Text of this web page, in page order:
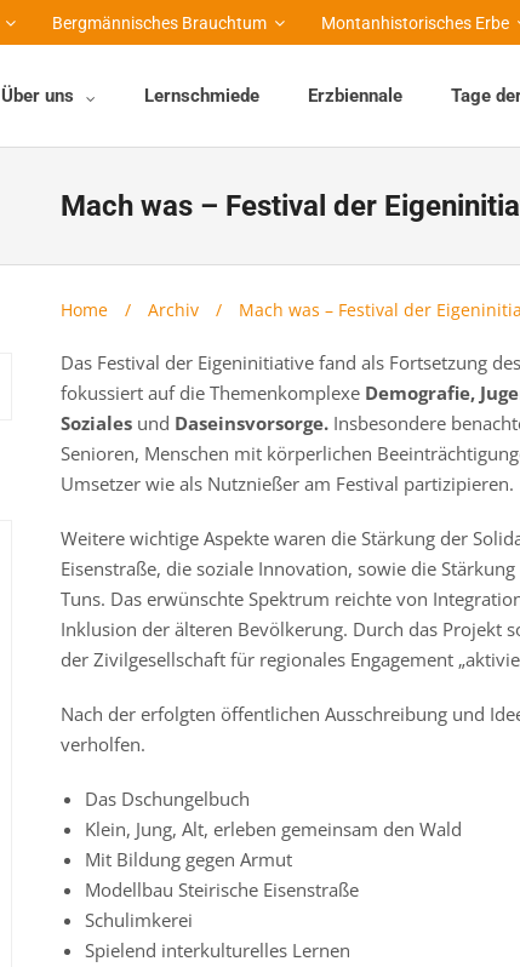
Bergmännisches Brauchtum Montanhistorisches Erbe
Über uns Lernschmiede Erzbiennale Tage
Mach was – Festival der
Home / Archiv / Mach was – Festival der
Das Festival der Eigeninitiative fand als Fortsetzung
fokussiert auf die Themenkomplexe Demografie,
Soziales und Daseinsvorsorge. Insbesondere
Senioren, Menschen mit körperlichen
Umsetzer wie als Nutznießer am Festival partizipieren.
Weitere wichtige Aspekte waren die Stärkung der
Eisenstraße, die soziale Innovation, sowie die
Tuns. Das erwünschte Spektrum reichte von
Inklusion der älteren Bevölkerung. Durch das Projekt
der Zivilgesellschaft für regionales Engagement
Nach der erfolgten öffentlichen Ausschreibung und
verholfen.
Das Dschungelbuch
Klein, Jung, Alt, erleben gemeinsam den Wald
Mit Bildung gegen Armut
Modellbau Steirische Eisenstraße
Schulimkerei
Spielend interkulturelles Lernen